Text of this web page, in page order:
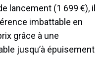
lancement (1 699 €), il
imbattable en
grâce à une
jusqu’à épuisement